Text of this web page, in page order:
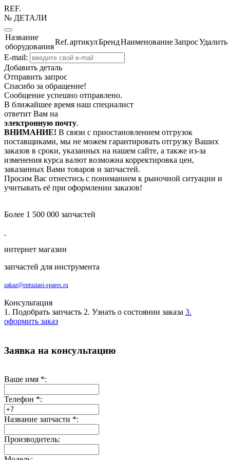
REF.
№ ДЕТАЛИ
Название
оборудования
Ref.артикулБрендНаименованиеЗапросУдалить
E-mail:
Добавить деталь
Отправить запрос
Спасибо за обращение!
Сообщение успешно отправлено.
В ближайшее время наш специалист
ответит Вам на
электронную почту.
ВНИМАНИЕ! В связи с приостановлением отгрузок
поставщиками, мы не можем гарантировать отгрузку Ваших
заказов в сроки, указанных на нашем сайте, а также из-за
изменения курса валют возможна корректировка цен,
заказанных Вами товаров и запчастей.
Просим Вас отнестись с пониманием к рыночной ситуации и
учитывать её при оформлении заказов!
Более 1 500 000 запчастей
интернет магазин
запчастей для инструмента
zakaz@entuziast-spares.ru
Консультация
1. Подобрать запчасть 2. Узнать о состоянии заказа 3.
оформить заказ
Заявка на консультацию
Ваше имя *:
Телефон *:
Название запчасти *:
Производитель: